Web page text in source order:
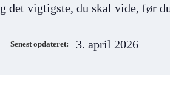
det vigtigste, du skal vide, før
Senest opdateret: 3. april 2026